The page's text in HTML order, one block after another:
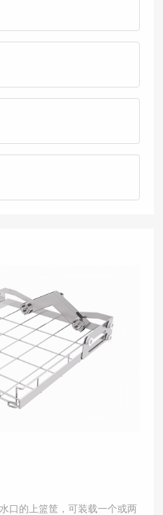
口的上篮筐，可装载一个或两